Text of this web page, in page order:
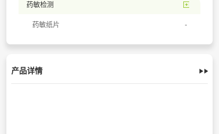
药敏检测
药敏纸片
产品详情